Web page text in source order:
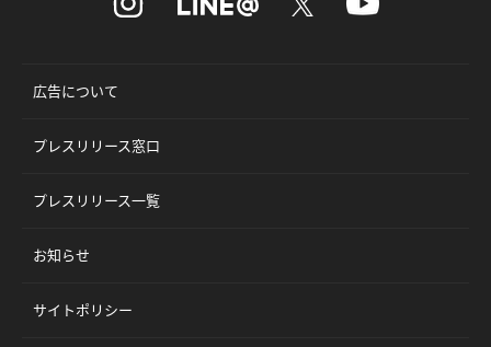
広告について
プレスリリース窓口
プレスリリース一覧
お知らせ
サイトポリシー